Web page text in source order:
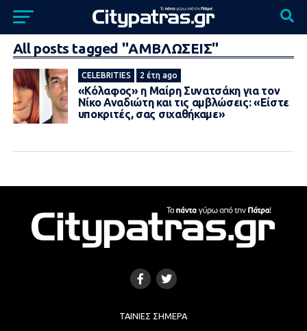
All posts tagged "ΑΜΒΛΩΣΕΙΣ"
CELEBRITIES 2 έτη ago
«Κόλαφος» η Μαίρη Συνατσάκη για τον
Νίκο Αναδιώτη και τις αμβλώσεις: «Είστε
υποκριτές, σας σιχαθήκαμε»
ΤΑΙΝΊΕΣ ΣΉΜΕΡΑ